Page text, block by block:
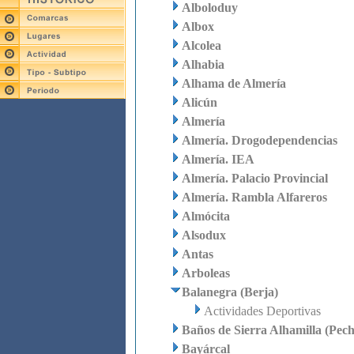
Alboloduy
Albox
Alcolea
Alhabia
Alhama de Almería
Alicún
Almería
Almería. Drogodependencias
Almería. IEA
Almería. Palacio Provincial
Almería. Rambla Alfareros
Almócita
Alsodux
Antas
Arboleas
Balanegra (Berja)
Actividades Deportivas
Baños de Sierra Alhamilla
Bayárcal